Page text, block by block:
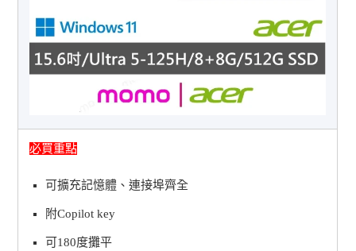
必買重點
可擴充記憶體、連接埠齊全
附Copilot key
可180度攤平